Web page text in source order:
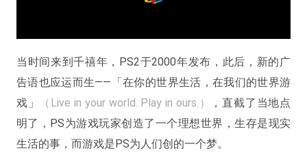
当时间来到千禧年，PS2于2000年发布，此后，新的广
告语也应运而生——「在你的世界生活，在我们的世界游
戏」
（Live in your world. Play in ours.）
，直截了当地点
明了，PS为游戏玩家创造了一个理想世界，生存是现实
生活的事，而游戏是PS为人们创的一个梦。